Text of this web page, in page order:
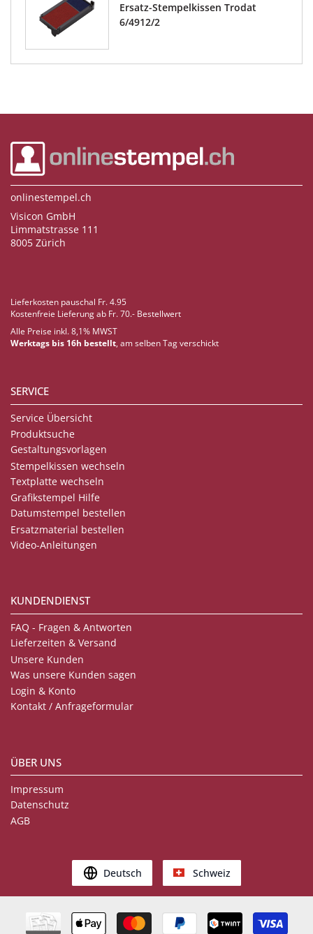
Ersatz-Stempelkissen Trodat
6/4912/2
onlinestempel.ch
Visicon GmbH
Limmatstrasse 111
8005 Zürich
Lieferkosten pauschal Fr. 4.95
Kostenfreie Lieferung ab Fr. 70.- Bestellwert
Alle Preise inkl. 8,1% MWST
Werktags bis 16h bestellt, am selben Tag verschickt
SERVICE
Service Übersicht
Produktsuche
Gestaltungsvorlagen
Stempelkissen wechseln
Textplatte wechseln
Grafikstempel Hilfe
Datumstempel bestellen
Ersatzmaterial bestellen
Video-Anleitungen
KUNDENDIENST
FAQ - Fragen & Antworten
Lieferzeiten & Versand
Unsere Kunden
Was unsere Kunden sagen
Login & Konto
Kontakt / Anfrageformular
ÜBER UNS
Impressum
Datenschutz
AGB
Deutsch Schweiz